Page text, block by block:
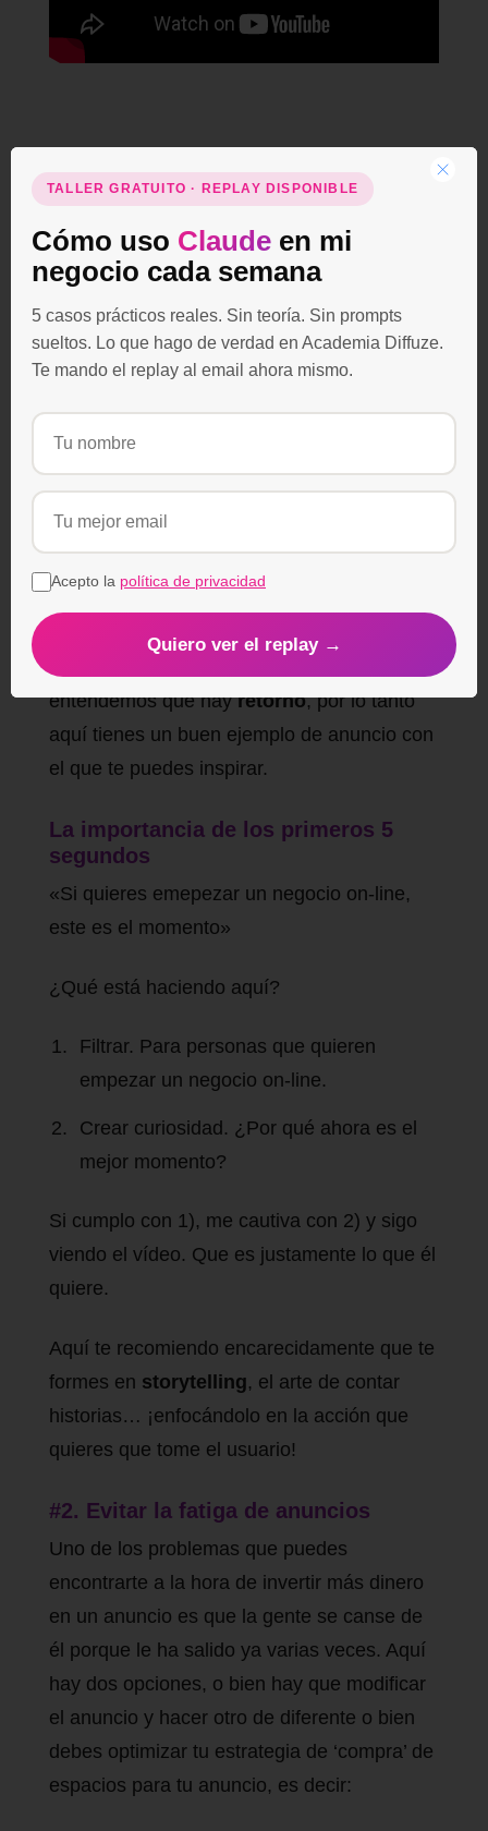
Fíjate cómo toma mucha importancia lo que
explica, la historia.
Anivel técnico, no es un vídeo
complicado de realizar.
realizado Euge Oller con este
vídeohasta el momento?
entendemos que hayretorno, por lo tanto
aquí tienes un buen ejemplo de anuncio con
el que te puedes inspirar.
La importancia de los primeros 5
segundos
«Si quieres emepezar un negocio on-line,
este es el momento»
¿Qué está haciendo aquí?
Filtrar. Para personas que quieren
empezar un negocio on-line.
Crear curiosidad. ¿Por qué ahora es el
mejor momento?
Si cumplo con 1), me cautiva con 2) y sigo
viendo el vídeo. Que es justamente lo que él
quiere.
Aquí te recomiendo encarecidamente que te
formes en storytelling, el arte de contar
historias… ¡enfocándolo en la acción que
quieres que tome el usuario!
#2. Evitar la fatiga de anuncios
Uno de los problemas que puedes
encontrarte a la hora de invertir más dinero
en un anuncio es que la gente se canse de
él porque le ha salido ya varias veces. Aquí
hay dos opciones, o bien hay que modificar
el anuncio y hacer otro de diferente o bien
debes optimizar tu estrategia de ‘compra’ de
espacios para tu anuncio, es decir:
TALLER GRATUITO · REPLAY DISPONIBLE
Cómo uso Claude en mi
negocio cada semana
5 casos prácticos reales. Sin teoría. Sin prompts
sueltos. Lo que hago de verdad en Academia Diffuze.
Te mando el replay al email ahora mismo.
Acepto la política de privacidad
Quiero ver el replay →